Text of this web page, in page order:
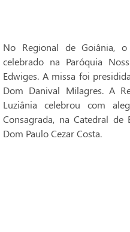
No Regional de Goiânia,
celebrado na Paróquia
Edwiges. A missa foi
Dom Danival Milagres. A
Luziânia celebrou com
Consagrada, na Catedral de
Dom Paulo Cezar Costa.